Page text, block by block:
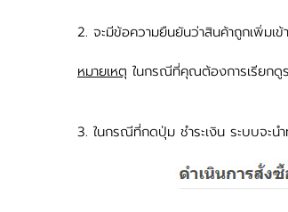
2. จะมีข้อความยืนยันว่าสินค้าถูกเพิ่มเ
หมายเหตุ ในกรณีที่คุณต้องการเรียกดูร
3. ในกรณีที่กดปุ่ม ชำระเงิน ระบบจะน